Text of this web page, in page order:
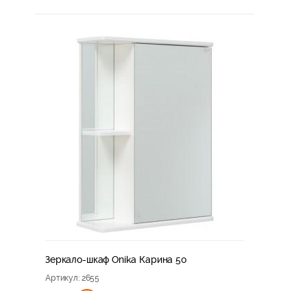
Зеркало-шкаф Onika Карина 50
Артикул: 2655